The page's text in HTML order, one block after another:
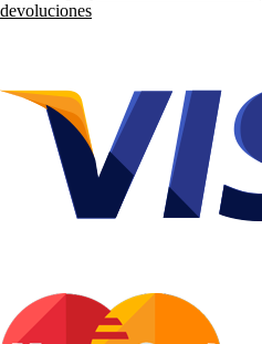
devoluciones